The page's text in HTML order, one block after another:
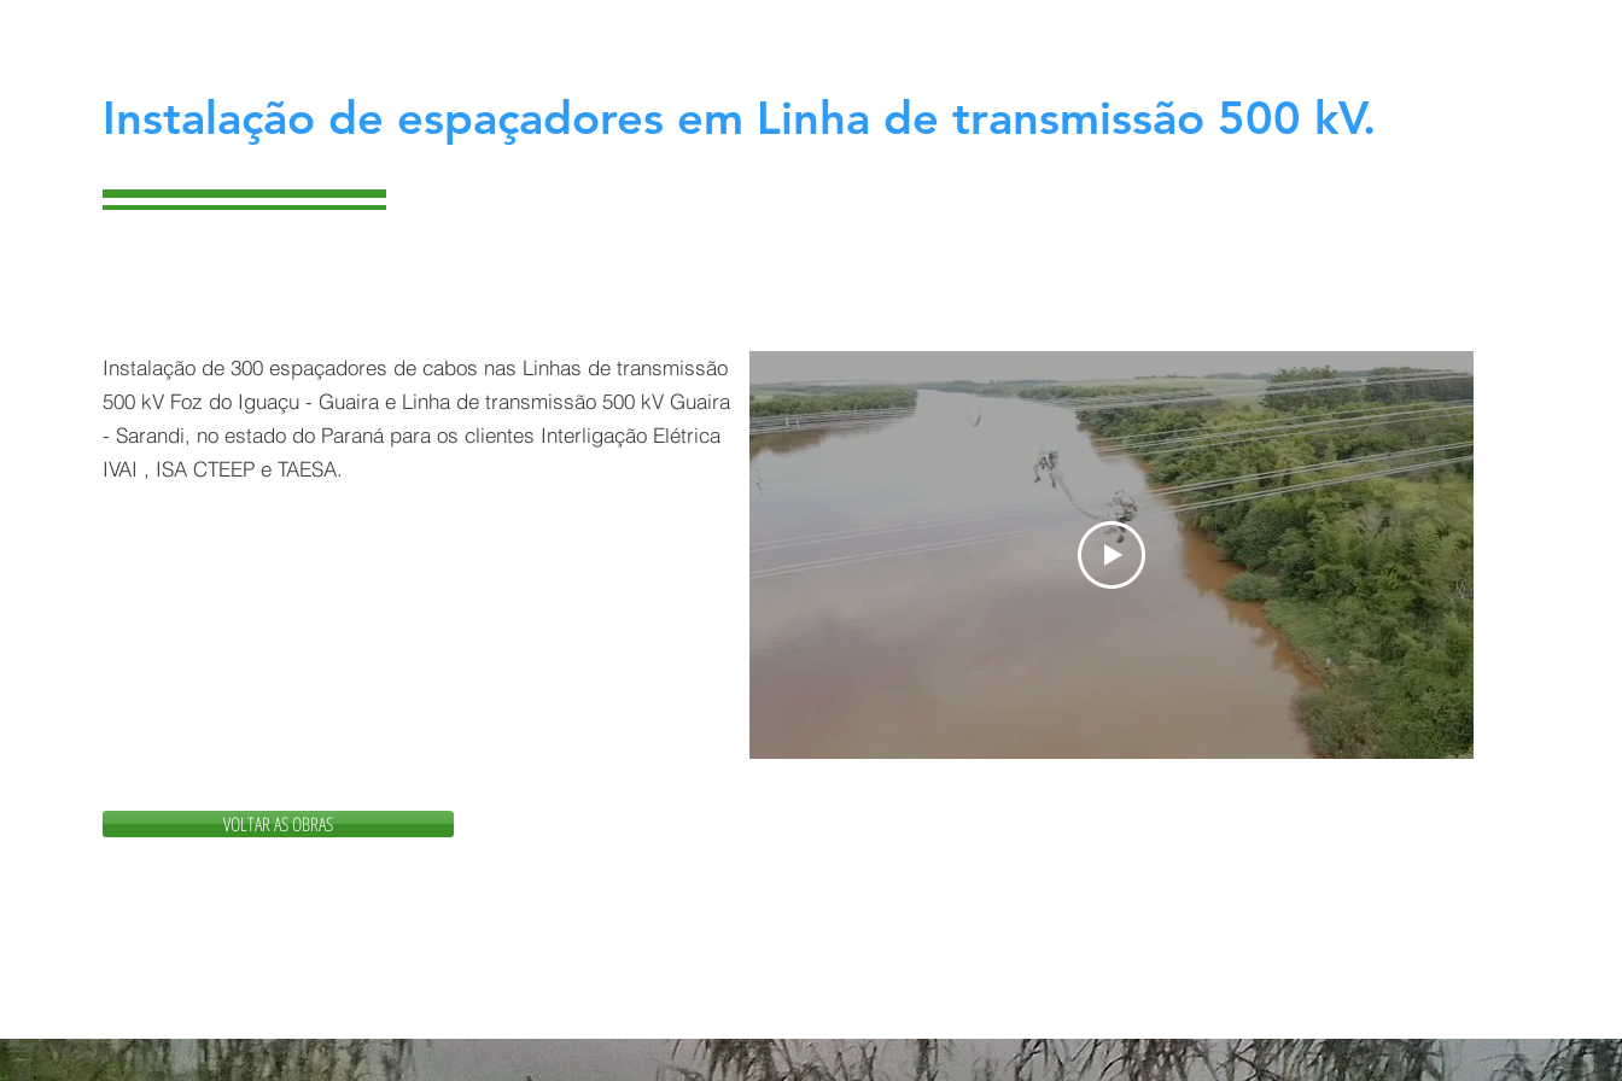
Instalação de espaçadores em Linha de transmissão 500 kV.
Instalação de 300 espaçadores de cabos nas Linhas de transmissão
500 kV Foz do Iguaçu - Guaira e Linha de transmissão 500 kV Guaira
- Sarandi, no estado do Paraná para os clientes Interligação Elétrica
IVAI , ISA CTEEP e TAESA.
VOLTAR AS OBRAS